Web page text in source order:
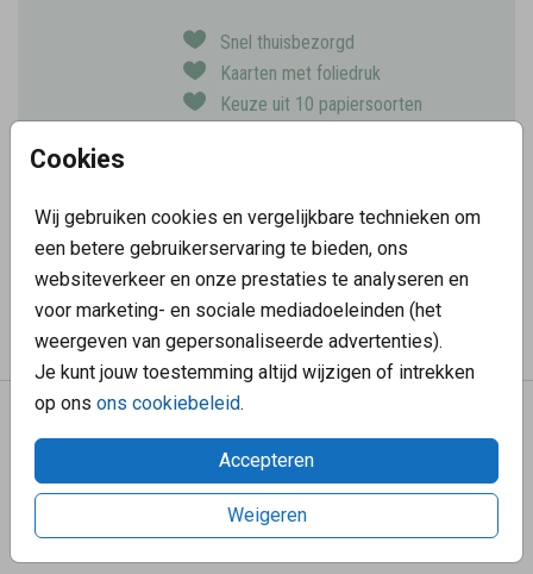
Cookies
Wij gebruiken cookies en vergelijkbare technieken om
een betere gebruikerservaring te bieden, ons
websiteverkeer en onze prestaties te analyseren en
voor marketing- en sociale mediadoeleinden (het
weergeven van gepersonaliseerde advertenties).
Je kunt jouw toestemming altijd wijzigen of intrekken
op ons ons cookiebeleid.
Accepteren
Weigeren
Snel thuisbezorgd
Kaarten met foliedruk
Keuze uit 10 papiersoorten
Wil je zien hoe de labels en touwtjes er in het echt uitzien?
Bestel dan een voorbeeldsetje.
Prijs:€ 1,49 per 1 Sample-setjes
We helpen graag
Hoe gaat de bezorging?
Hoe bestel ik een proefdruk?